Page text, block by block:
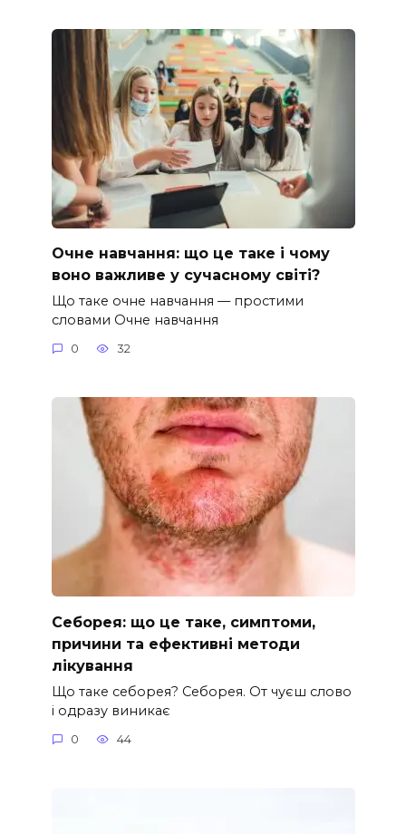
Очне навчання: що це таке і чому
воно важливе у сучасному світі?
Що таке очне навчання — простими
словами Очне навчання
0 32
Себорея: що це таке, симптоми,
причини та ефективні методи
лікування
Що таке себорея? Себорея. От чуєш слово
і одразу виникає
0 44